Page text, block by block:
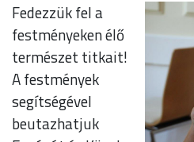
Fedezzük fel a
festményeken élő
természet titkait!
A festmények
segítségével
beutazhatjuk